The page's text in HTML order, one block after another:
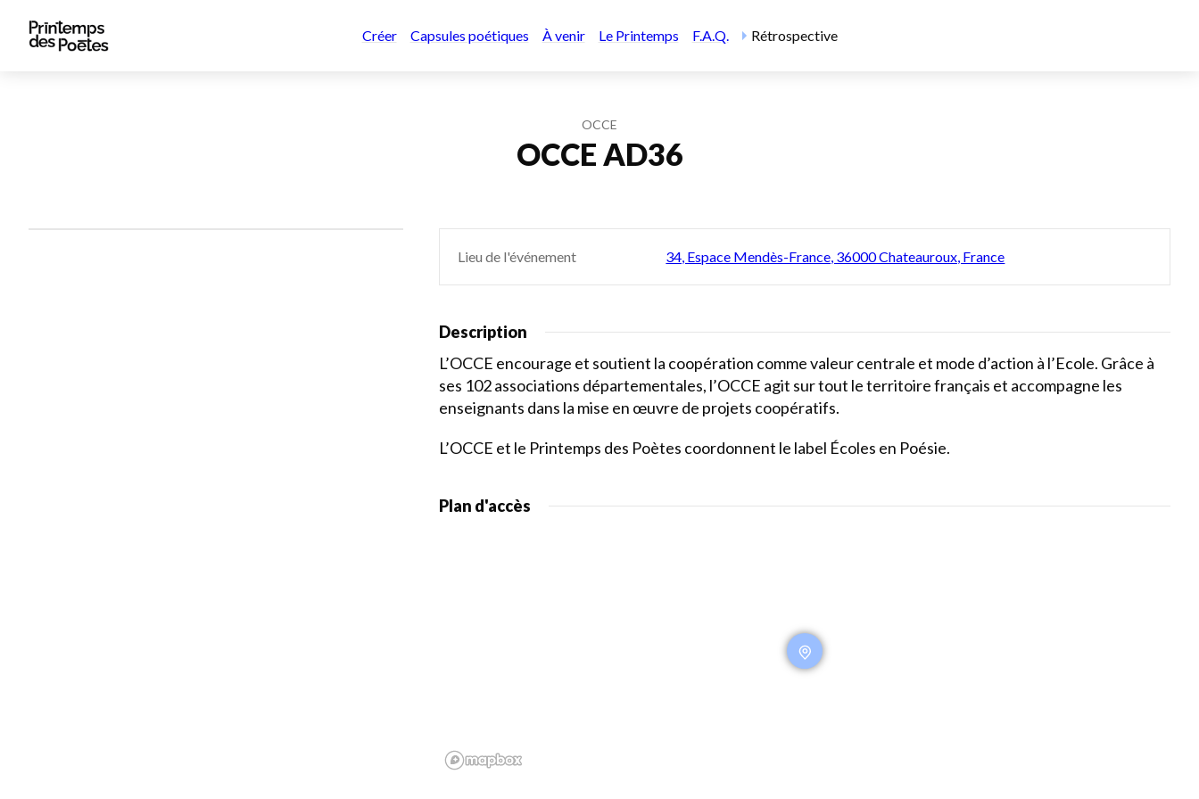
Créer Capsules poétiques À venir Le Printemps F.A.Q. Rétrospective
OCCE
OCCE AD36
Lieu de l'événement 34, Espace Mendès-France, 36000 Chateauroux, France
Description
L’OCCE encourage et soutient la coopération comme valeur centrale et mode d’action à l’Ecole. Grâce à
ses 102 associations départementales, l’OCCE agit sur tout le territoire français et accompagne les
enseignants dans la mise en œuvre de projets coopératifs.
L’OCCE et le Printemps des Poètes coordonnent le label Écoles en Poésie.
Plan d'accès